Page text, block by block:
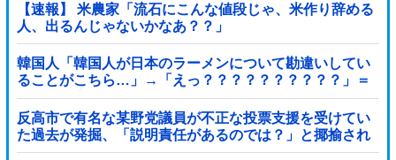
【速報】 米農家「流石にこんな値段じゃ、米作り辞める
人、出るんじゃないかなあ？？」
韓国人「韓国人が日本のラーメンについて勘違いしてい
ることがこちら…」→「えっ？？？？？？？？？？」＝
韓国の反応
反高市で有名な某野党議員が不正な投票支援を受けてい
た過去が発掘、「説明責任があるのでは？」と揶揄され
ており……他